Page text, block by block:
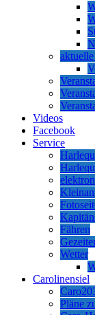
Videos
Facebook
Service
Fähren
Wetter
Carolinensiel
Pläne